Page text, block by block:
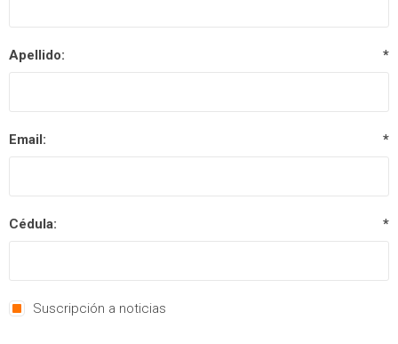
Apellido: *
Email: *
Cédula: *
Suscripción a noticias